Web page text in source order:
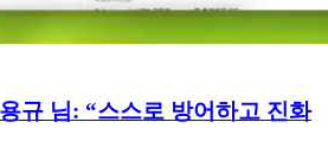
규 님: “스스로 방어하고 진화